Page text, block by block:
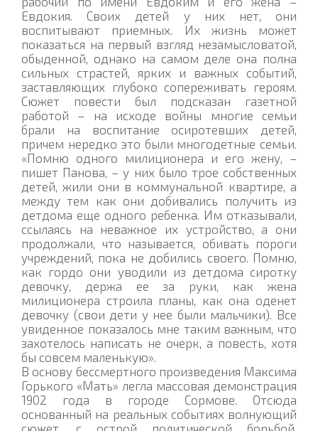
Евдокия. Своих детей у них нет, они
воспитывают приемных. Их жизнь может
показаться на первый взгляд незамысловатой,
обыденной, однако на самом деле она полна
сильных страстей, ярких и важных событий,
заставляющих глубоко сопереживать героям.
Сюжет повести был подсказан газетной
работой – на исходе войны многие семьи
брали на воспитание осиротевших детей,
причем нередко это были многодетные семьи.
«Помню одного милиционера и его жену, –
пишет Панова, – у них было трое собственных
детей, жили они в коммунальной квартире, а
между тем как они добивались получить из
детдома еще одного ребенка. Им отказывали,
ссылаясь на неважное их устройство, а они
продолжали, что называется, обивать пороги
учреждений, пока не добились своего. Помню,
как гордо они уводили из детдома сиротку
девочку, держа ее за руки, как жена
милиционера строила планы, как она оденет
девочку (свои дети у нее были мальчики). Все
увиденное показалось мне таким важным, что
захотелось написать не очерк, а повесть, хотя
бы совсем маленькую».
В основу бессмертного произведения Максима
Горького «Мать» легла массовая демонстрация
1902 года в городе Сормове. Отсюда
основанный на реальных событиях волнующий
сюжет, с острой политической борьбой,